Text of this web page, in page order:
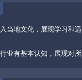
当地文化，展现学习和
业有基本认知，展现对